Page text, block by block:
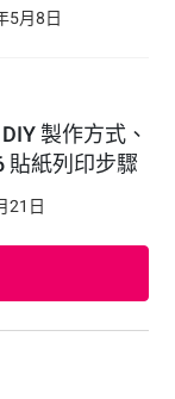
5月8 日
製作方式、
貼紙列印步驟
21 日